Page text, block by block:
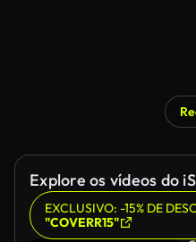
Explore os vídeos do
EXCLUSIVO: -15% DE
"COVERR15"